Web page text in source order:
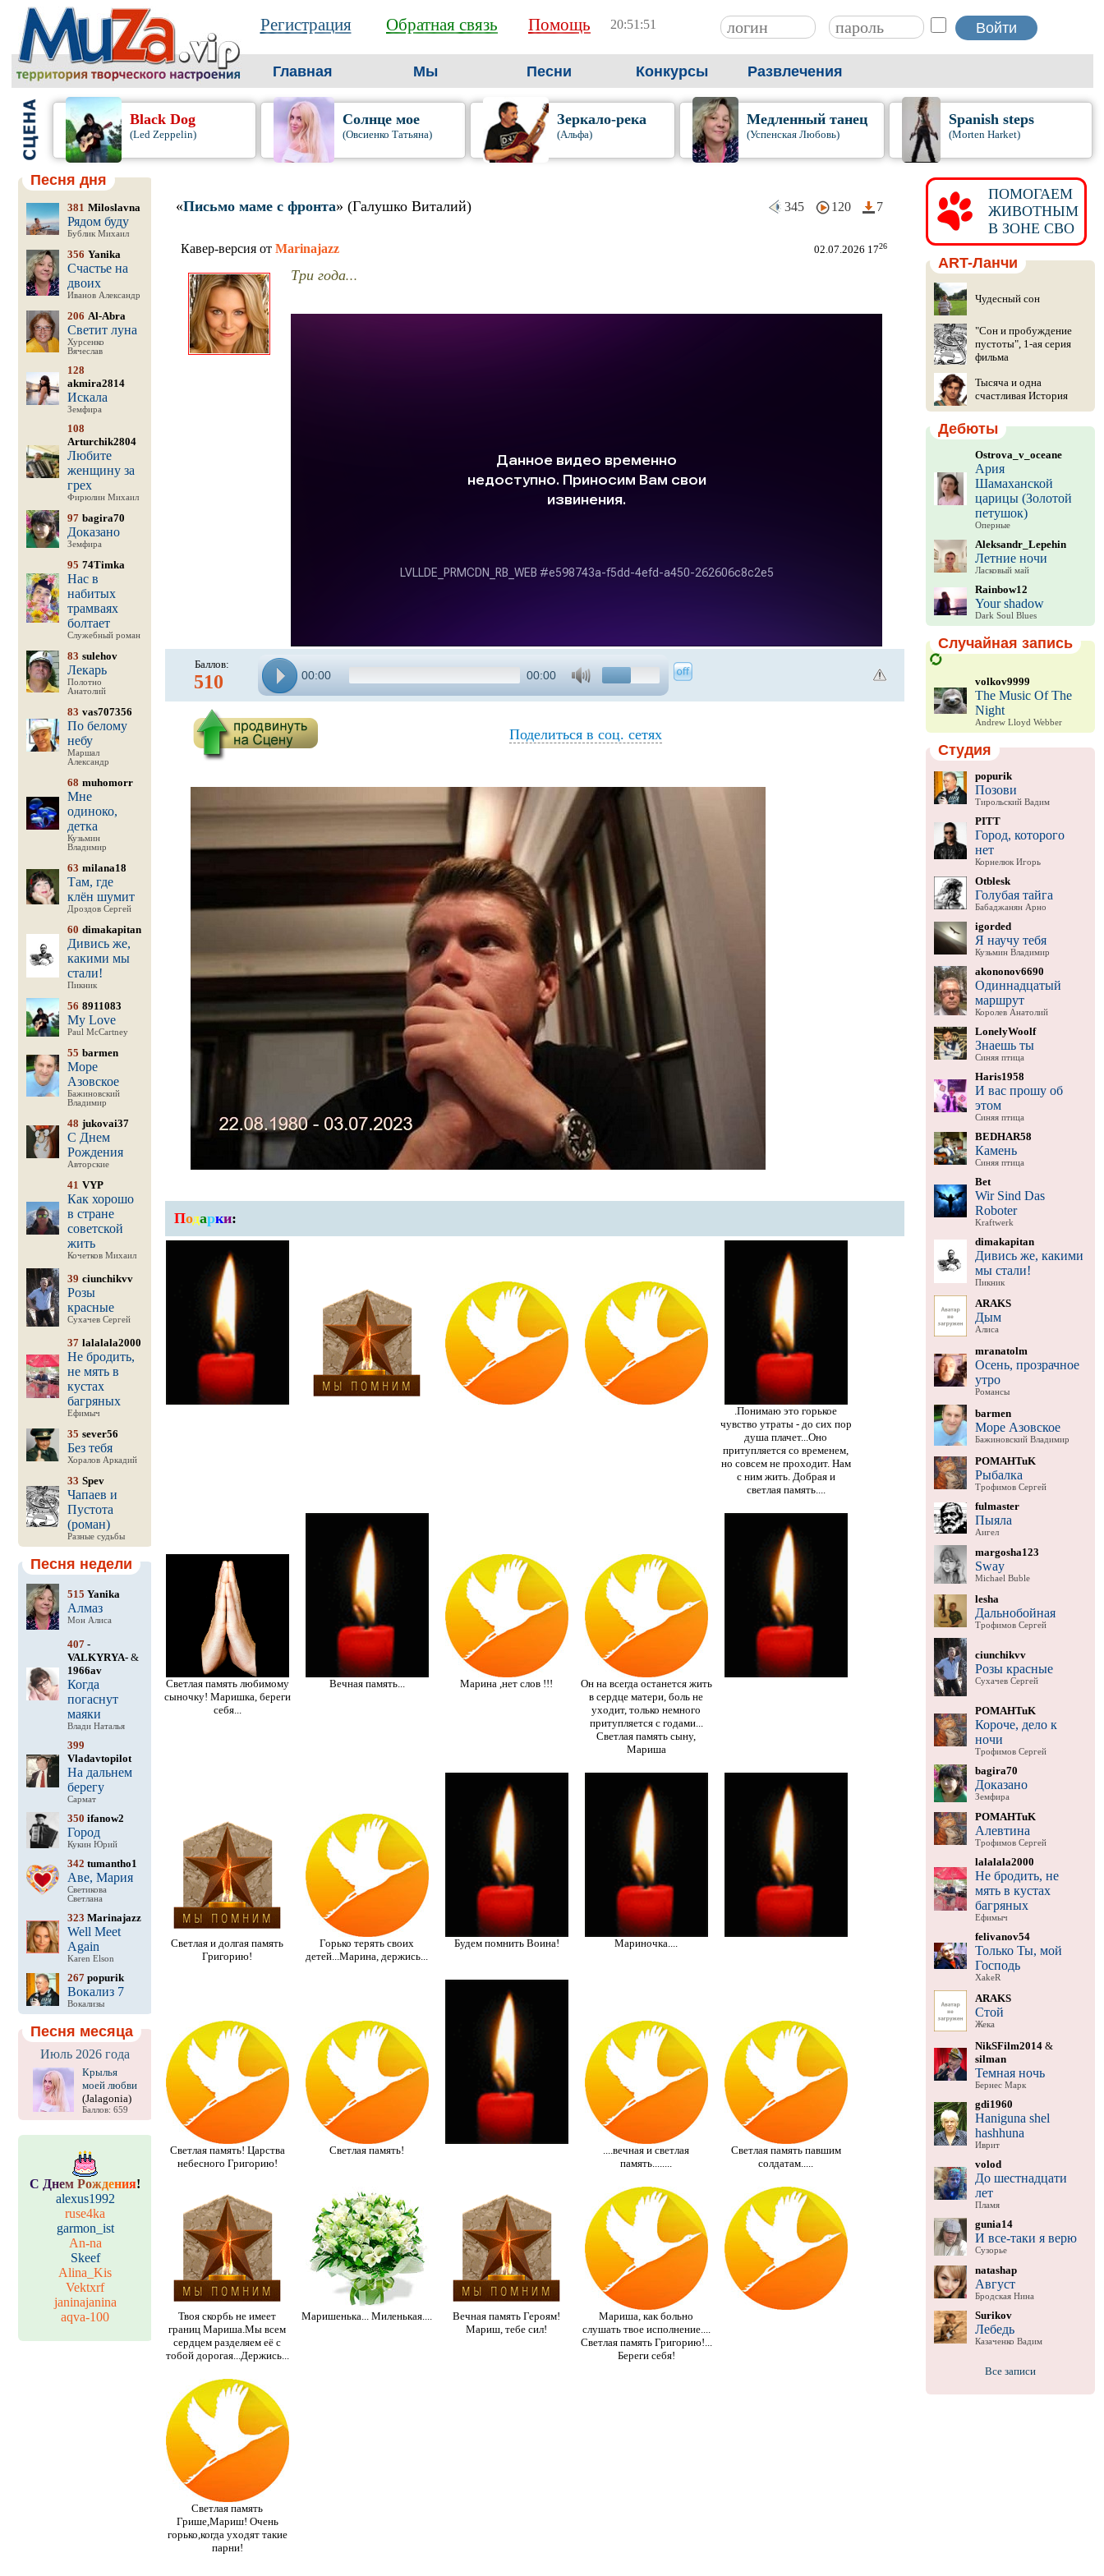
Регистрация Обратная связь Помощь 20:51:54
Главная Мы Песни Конкурсы Развлечения
Black Dog
(Led Zeppelin)
Солнце мое
(Овсиенко Татьяна)
Зеркало-река
(Альфа)
Медленный танец
(Успенская Любовь)
Spanish steps
(Morten Harket)
Песня дня
381 Miloslavna
Рядом буду
Бублик Михаил
356 Yanika
Счастье на
двоих
Иванов Александр
206 Al-Abra
Светит луна
Хурсенко
Вячеслав
128
akmira2814
Искала
Земфира
108
Arturchik2804
Любите
женщину за
грех
Фирюлин Михаил
97 bagira70
Доказано
Земфира
95 74Timka
Нас в
набитых
трамваях
болтает
Служебный роман
83 sulehov
Лекарь
Полотно
Анатолий
83 vas707356
По белому
небу
Маршал
Александр
68 muhomorr
Мне
одиноко,
детка
Кузьмин
Владимир
63 milana18
Там, где
клён шумит
Дроздов Сергей
60 dimakapitan
Дивись же,
какими мы
стали!
Пикник
56 8911083
My Love
Paul McCartney
55 barmen
Море
Азовское
Бажиновский
Владимир
48 jukovai37
С Днем
Рождения
Авторские
41 VYP
Как хорошо
в стране
советской
жить
Кочетков Михаил
39 ciunchikvv
Розы
красные
Сухачев Сергей
37 lalalala2000
Не бродить,
не мять в
кустах
багряных
Ефимыч
35 sever56
Без тебя
Хоралов Аркадий
33 Spev
Чапаев и
Пустота
(роман)
Разные судьбы
Песня недели
515 Yanika
Алмаз
Мон Алиса
407-
VALKYRYA-&
1966av
Когда
погаснут
маяки
Влади Наталья
399
Vladavtopilot
На дальнем
берегу
Сармат
350 ifanow2
Город
Кукин Юрий
342 tumantho1
Аве, Мария
Светикова
Светлана
323 Marinajazz
Well Meet
Again
Karen Elson
267popurik
Вокализ 7
Вокализы
Песня месяца
Июль 2026 года
Крылья
моей любви
(Jalagonia)
Баллов: 659
С Днем Рождения!
alexus1992
ruse4ka
garmon_ist
An-na
Skeef
Alina_Kis
Vektxrf
janinajanina
aqva-100
«Письмо маме с фронта» (Галушко Виталий) 345 120 7
Кавер-версия от Marinajazz 02.07.2026 1726
Три года...
Баллов:
510 00:00 00:00
Поделиться в соц. сетях
Подарки:
.Понимаю это горькое
чувство утраты - до сих пор
душа плачет...Оно
притупляется со временем,
но совсем не проходит. Нам
с ним жить. Добрая и
светлая память....
Светлая память любимому
сыночку! Маришка, береги
себя...
Вечная память... Марина ,нет слов !!!
Он на всегда останется жить
в сердце матери, боль не
уходит, только немного
притупляется с годами...
Светлая память сыну,
Мариша
Светлая и долгая память
Григорию!
Горько терять своих
детей...Марина, держись...
Будем помнить Воина! Мариночка....
Светлая память! Царства
небесного Григорию!
Светлая память!
....вечная и светлая
память........
Светлая память павшим
солдатам.....
Твоя скорбь не имеет
границ Мариша.Мы всем
сердцем разделяем её с
тобой дорогая...Держись...
Маришенька... Миленькая....
Вечная память Героям!
Мариш, тебе сил!
Мариша, как больно
слушать твое исполнение....
Светлая память Григорию!...
Береги себя!
Светлая память
Грише,Мариш! Очень
горько,когда уходят такие
парни!
ПОМОГАЕМ
ЖИВОТНЫМ
В ЗОНЕ СВО
ART-Ланчи
Чудесный сон
"Сон и пробуждение
пустоты", 1-ая серия
фильма
Тысяча и одна
счастливая История
Дебюты
Ostrova_v_oceane
Ария
Шамаханской
царицы (Золотой
петушок)
Оперные
Aleksandr_Lepehin
Летние ночи
Ласковый май
Rainbow12
Your shadow
Dark Soul Blues
Случайная запись
volkov9999
The Music Of The
Night
Andrew Lloyd Webber
Студия
popurik
Позови
Тирольский Вадим
PITT
Город, которого
нет
Корнелюк Игорь
Otblesk
Голубая тайга
Бабаджанян Арно
igorded
Я научу тебя
Кузьмин Владимир
akononov6690
Одиннадцатый
маршрут
Королев Анатолий
LonelyWoolf
Знаешь ты
Синяя птица
Haris1958
И вас прошу об
этом
Синяя птица
BEDHAR58
Камень
Синяя птица
Bet
Wir Sind Das
Roboter
Kraftwerk
dimakapitan
Дивись же, какими
мы стали!
Пикник
ARAKS
Дым
Алиса
mranatolm
Осень, прозрачное
утро
Романсы
barmen
Море Азовское
Бажиновский Владимир
POMAHTuK
Рыбалка
Трофимов Сергей
fulmaster
Пыяла
Аигел
margosha123
Sway
Michael Buble
lesha
Дальнобойная
Трофимов Сергей
ciunchikvv
Розы красные
Сухачев Сергей
POMAHTuK
Короче, дело к
ночи
Трофимов Сергей
bagira70
Доказано
Земфира
POMAHTuK
Алевтина
Трофимов Сергей
lalalala2000
Не бродить, не
мять в кустах
багряных
Ефимыч
felivanov54
Только Ты, мой
Господь
XakeR
ARAKS
Стой
Жека
NikSFilm2014&
silman
Темная ночь
Бернес Марк
gdi1960
Haniguna shel
hashhuna
Иврит
volod
До шестнадцати
лет
Пламя
gunia14
И все-таки я верю
Сузорье
natashap
Август
Бродская Нина
Surikov
Лебедь
Казаченко Вадим
Все записи